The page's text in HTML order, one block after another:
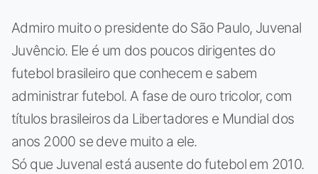
Admiro muito o presidente do São Paulo, Juvenal
Juvêncio. Ele é um dos poucos dirigentes do
futebol brasileiro que conhecem e sabem
administrar futebol. A fase de ouro tricolor, com
títulos brasileiros da Libertadores e Mundial dos
anos 2000 se deve muito a ele.
Só que Juvenal está ausente do futebol em 2010.